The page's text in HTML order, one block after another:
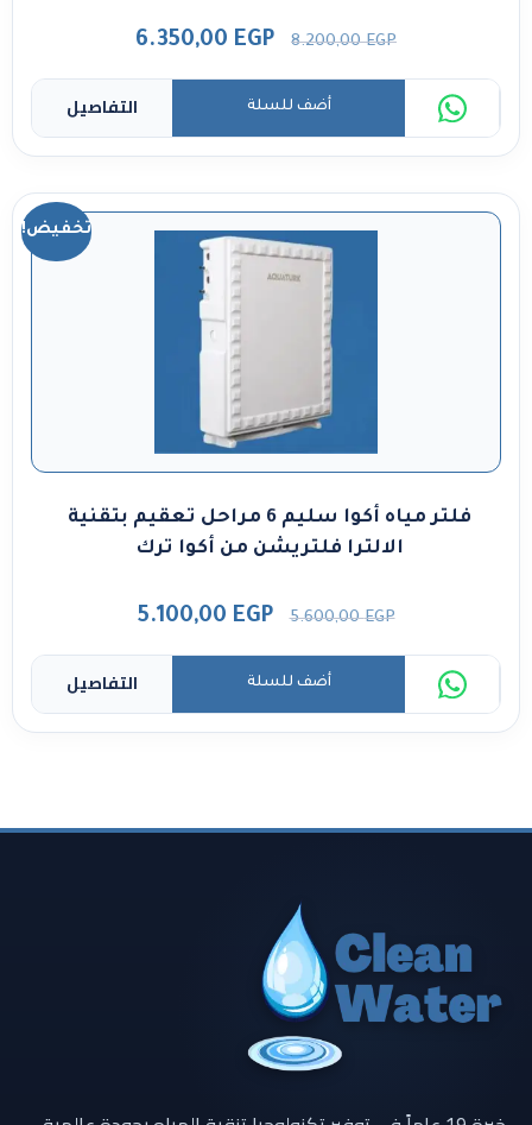
8.200,00EGP
6.350,00 EGP
التفاصيل أضف للسلة
تخفيض!
فلتر مياه أكوا سليم 6 مراحل تعقيم بتقنية
الالترا فلتريشن من أكوا ترك
5.600,00EGP
5.100,00 EGP
التفاصيل أضف للسلة